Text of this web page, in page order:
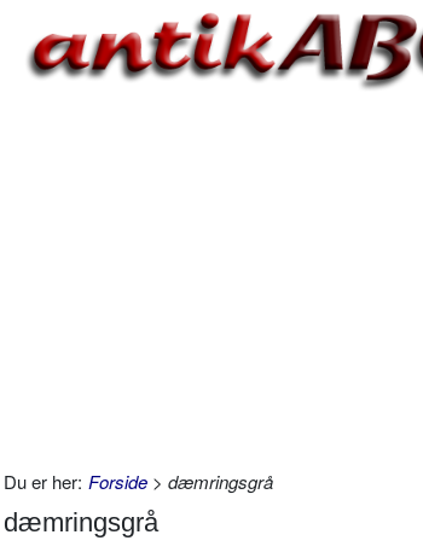
Du er her: Forside > dæmringsgrå
dæmringsgrå